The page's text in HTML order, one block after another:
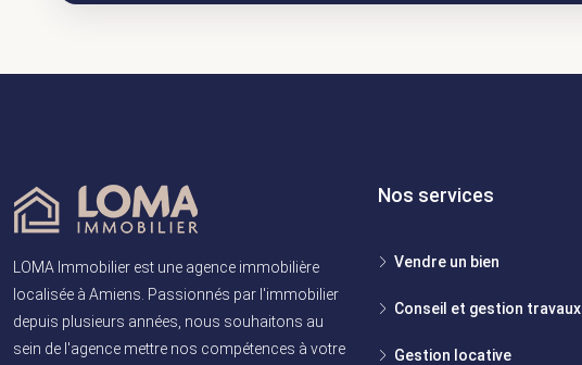
LOMA Immobilier est une agence immobilière
localisée à Amiens. Passionnés par l'immobilier
depuis plusieurs années, nous souhaitons au
sein de l'agence mettre nos compétences à votre
Nos services
Vendre un bien
Conseil et gestion travaux
Gestion locative